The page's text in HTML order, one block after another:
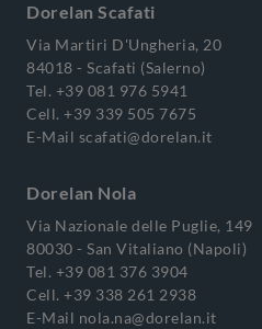
Dorelan Scafati
Via Martiri D'Ungheria, 20
84018 - Scafati (Salerno)
Tel. +39 081 976 5941
Cell. +39 339 505 7675
E-Mail scafati@dorelan.it
Dorelan Nola
Via Nazionale delle Puglie, 149
80030 - San Vitaliano (Napoli)
Tel. +39 081 376 3904
Cell. +39 338 261 2938
E-Mail nola.na@dorelan.it